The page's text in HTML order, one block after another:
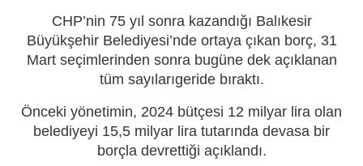
CHP’nin 75 yıl sonra kazandığı Balıkesir
Büyükşehir Belediyesi’nde ortaya çıkan borç, 31
Mart seçimlerinden sonra bugüne dek açıklanan
tüm sayılarıgeride bıraktı.
Önceki yönetimin, 2024 bütçesi 12 milyar lira olan
belediyeyi 15,5 milyar lira tutarında devasa bir
borçla devrettiği açıklandı.